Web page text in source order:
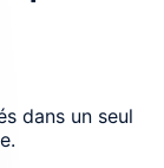
dans un seul